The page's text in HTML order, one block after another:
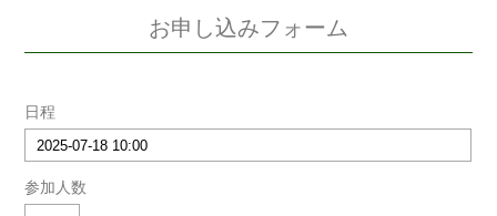
お申し込みフォーム
日程
参加人数